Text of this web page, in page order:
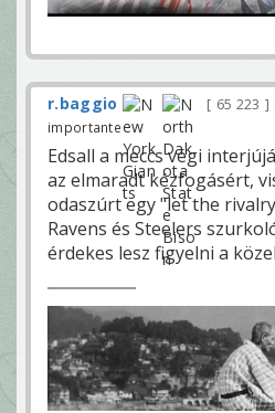
r.baggio 65 223
importante
Edsall a meccs végi
az elmaradt kézfogásért,
odaszúrt egy "let the
Ravens és Steelers
érdekes lesz figyelni a